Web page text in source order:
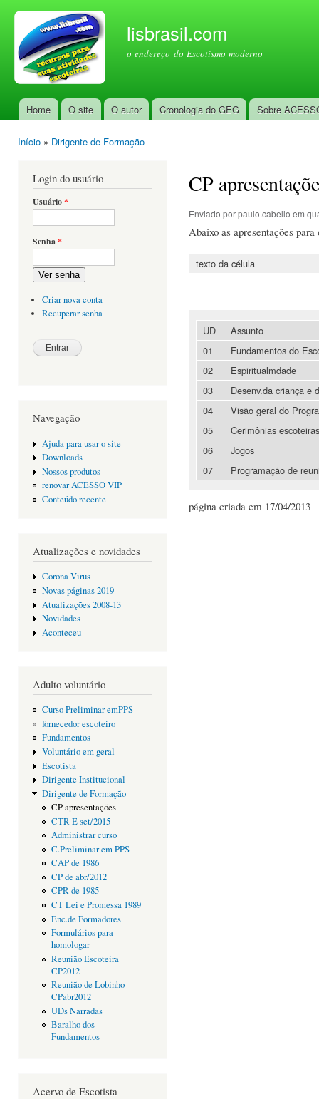
lisbrasil.com
o endereço do Escotismo moderno
Menu principal
Home O site O autor Cronologia do GEG Sobre
Início » Dirigente de Formação
Login do usuário
Usuário*
Senha*
Ver senha
Criar nova conta
Recuperar senha
Navegação
Ajuda para usar o site
Downloads
Nossos produtos
renovar ACESSO VIP
Conteúdo recente
Atualizações e novidades
Corona Virus
Novas páginas 2019
Atualizações 2008-13
Novidades
Aconteceu
Adulto voluntário
Curso Preliminar emPPS
fornecedor escoteiro
Fundamentos
Voluntário em geral
Escotista
Dirigente Institucional
Dirigente de Formação
CP apresentações
CTR E set/2015
Administrar curso
C.Preliminar em PPS
CAP de 1986
CP de abr/2012
CPR de 1985
CT Lei e Promessa 1989
Enc.de Formadores
Formulários para
homologar
Reunião Escoteira
CP2012
Reunião de Lobinho
CPabr2012
UDs Narradas
Baralho dos
Fundamentos
Acervo de Escotista
CP
Enviado porpaulo.cabello em
Abaixo as apresentações
texto da célula
UD
Assunto
01
Fundamentos do
02
Espiritualmdade
03
Desenv.da criança e
04
Visão geral do
05
Cerimônias escoteiras
06
Jogos
07
Programação de
página criada em 17/04/2013